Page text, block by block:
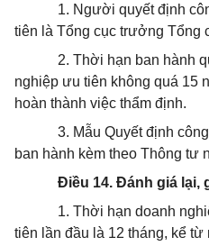
1. Người quyết định
tiên là Tổng cục trưởng Tổng
2. Thời hạn ban hành
nghiệp ưu tiên không quá 15
hoàn thành việc thẩm định.
3. Mẫu Quyết định
ban hành kèm theo Thông tư
Điều 14. Đánh giá lại,
1. Thời hạn doanh
tiên lần đầu là 12 tháng, kể